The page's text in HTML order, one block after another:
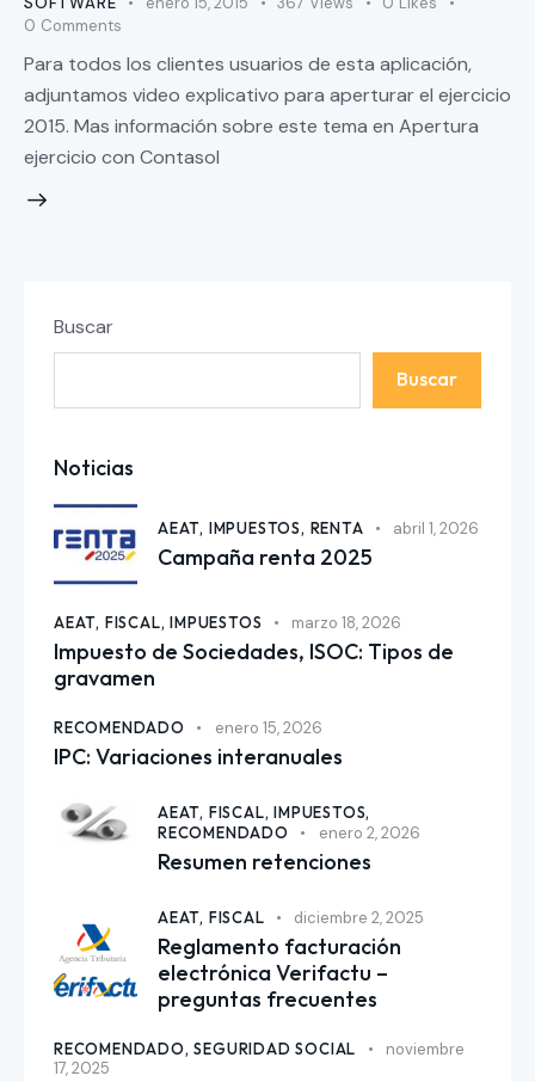
0 Comments
Para todos los clientes usuarios de esta aplicación,
adjuntamos video explicativo para aperturar el ejercicio
2015. Mas información sobre este tema en Apertura
ejercicio con Contasol
Buscar
Buscar
Noticias
AEAT, IMPUESTOS, RENTA abril 1, 2026
Campaña renta 2025
AEAT, FISCAL,IMPUESTOS marzo 18, 2026
Impuesto de Sociedades, ISOC: Tipos de
gravamen
RECOMENDADO enero 15, 2026
IPC: Variaciones interanuales
AEAT, FISCAL,IMPUESTOS,
RECOMENDADO
enero 2, 2026
Resumen retenciones
AEAT, FISCAL diciembre 2, 2025
Reglamento facturación
electrónica Verifactu –
preguntas frecuentes
RECOMENDADO,SEGURIDAD SOCIAL
noviembre
17, 2025